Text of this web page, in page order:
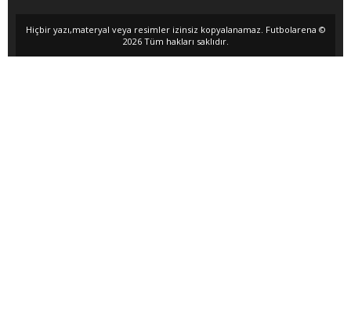
Hiçbir yazı,materyal veya resimler izinsiz kopyalanamaz. Futbolarena ©
2026 Tüm hakları saklıdır.